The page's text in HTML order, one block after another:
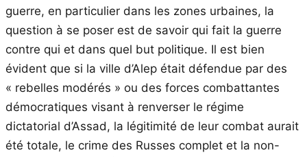
guerre, en particulier dans les zones urbaines, la
question à se poser est de savoir qui fait la guerre
contre qui et dans quel but politique. Il est bien
évident que si la ville d’Alep était défendue par des
« rebelles modérés » ou des forces combattantes
démocratiques visant à renverser le régime
dictatorial d’Assad, la légitimité de leur combat aurait
été totale, le crime des Russes complet et la non-